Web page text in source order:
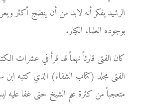
الرشيد يفكر أنه لابد من أن ينضج أكثر
بوجوده العلماء الكبار.
كان الفتى قارئاً نهماً قد قرأ في عشرات
الفتى مجلد (كتاب الشفاء) الذي كتبه ابن
متعجباً من كثرة علم الشيخ حتى غفا